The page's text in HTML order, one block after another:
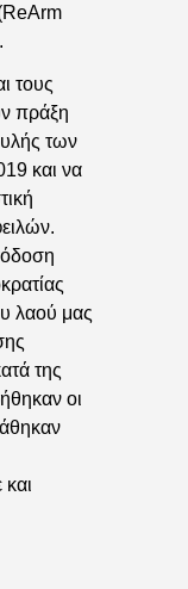
τους
πράξη
των
και να
λαού μας
της
οι